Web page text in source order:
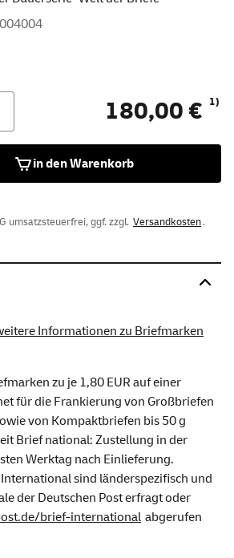
180,00 € 1)
in den Warenkorb
umsatzsteuerfrei, ggf. zzgl. Versandkosten.
Informationen zu Briefmarken
zu je 1,80 EUR auf einer
für die Frankierung von Großbriefen
von Kompaktbriefen bis 50 g
Brief national: Zustellung in der
Werktag nach Einlieferung.
sind länderspezifisch und
der Deutschen Post erfragt oder
brief-international abgerufen